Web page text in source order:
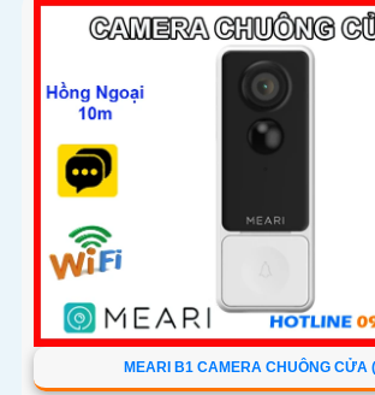
MEARI B1 CAMERA CHUÔNG CỬA